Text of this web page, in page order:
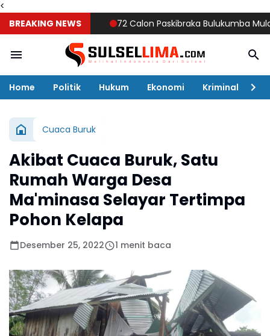
<
BREAKING NEWS
72 Calon Paskibraka Bulukumba Mulai
Home Politik Hukum Ekonomi Kriminal
Cuaca Buruk
Akibat Cuaca Buruk, Satu
Rumah Warga Desa
Ma'minasa Selayar Tertimpa
Pohon Kelapa
Desember 25, 2022 1 menit baca